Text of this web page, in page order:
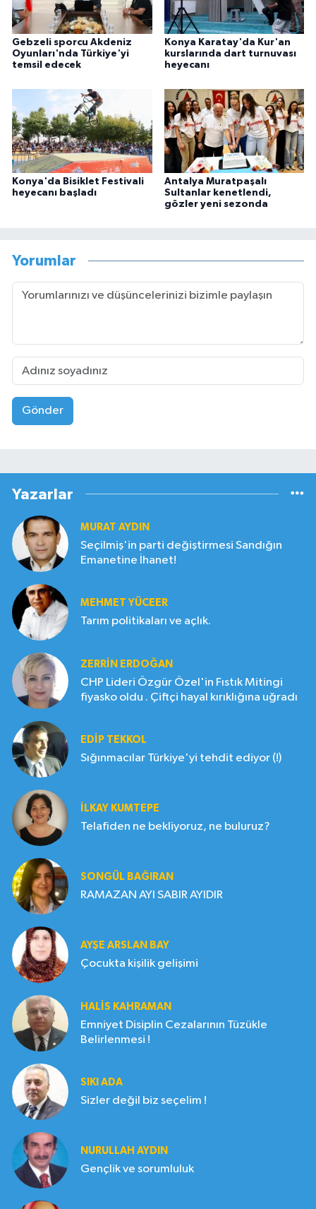
Gebzeli sporcu Akdeniz
Oyunları'nda Türkiye'yi
temsil edecek
Konya Karatay'da Kur'an
kurslarında dart turnuvası
heyecanı
Konya'da Bisiklet Festivali
heyecanı başladı
Antalya Muratpaşalı
Sultanlar kenetlendi,
gözler yeni sezonda
Yorumlar
Gönder
Yazarlar
MURAT AYDIN
Seçilmiş'in parti değiştirmesi Sandığın
Emanetine İhanet!
MEHMET YÜCEER
Tarım politikaları ve açlık.
ZERRIN ERDOĞAN
CHP Lideri Özgür Özel'in Fıstık Mitingi
fiyasko oldu . Çiftçi hayal kırıklığına uğradı
EDIP TEKKOL
Sığınmacılar Türkiye'yi tehdit ediyor (!)
İLKAY KUMTEPE
Telafiden ne bekliyoruz, ne buluruz?
SONGÜL BAĞIRAN
RAMAZAN AYI SABIR AYIDIR
AYŞE ARSLAN BAY
Çocukta kişilik gelişimi
HALIS KAHRAMAN
Emniyet Disiplin Cezalarının Tüzükle
Belirlenmesi !
SIKI ADA
Sizler değil biz seçelim !
NURULLAH AYDIN
Gençlik ve sorumluluk